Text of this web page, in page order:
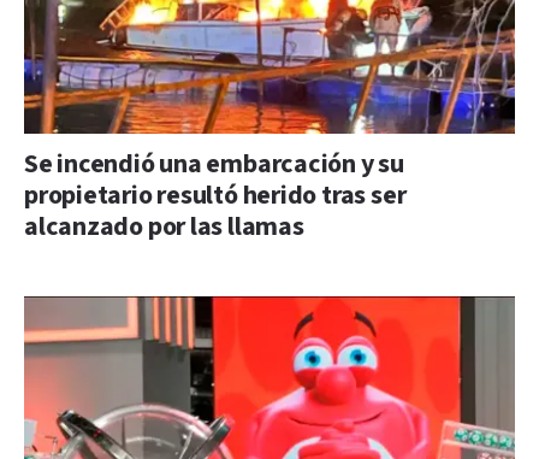
Se incendió una embarcación y su
propietario resultó herido tras ser
alcanzado por las llamas